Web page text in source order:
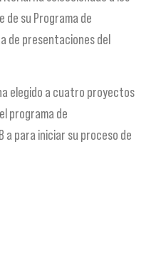
su Programa de
de presentaciones del
elegido a cuatro proyectos
programa de
a para iniciar su proceso de